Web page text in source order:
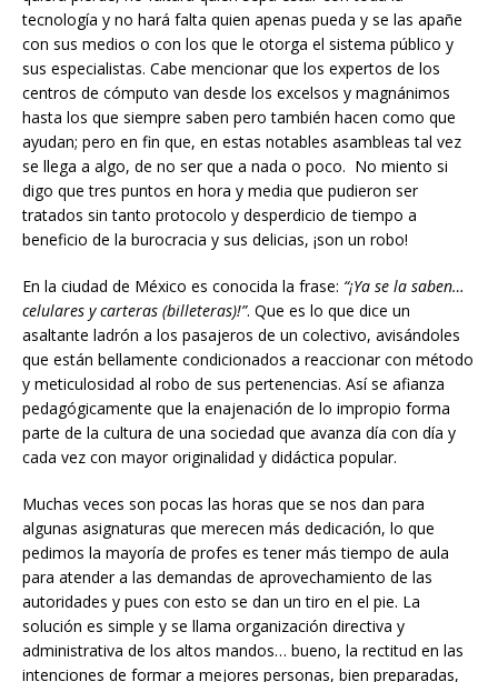
tecnología y no hará falta quien apenas pueda y se las apañe
con sus medios o con los que le otorga el sistema público y
sus especialistas. Cabe mencionar que los expertos de los
centros de cómputo van desde los excelsos y magnánimos
hasta los que siempre saben pero también hacen como que
ayudan; pero en fin que, en estas notables asambleas tal vez
se llega a algo, de no ser que a nada o poco. No miento si
digo que tres puntos en hora y media que pudieron ser
tratados sin tanto protocolo y desperdicio de tiempo a
beneficio de la burocracia y sus delicias, ¡son un robo!
En la ciudad de México es conocida la frase: “¡Ya se la saben…
celulares y carteras (billeteras)!”. Que es lo que dice un
asaltante ladrón a los pasajeros de un colectivo, avisándoles
que están bellamente condicionados a reaccionar con método
y meticulosidad al robo de sus pertenencias. Así se afianza
pedagógicamente que la enajenación de lo impropio forma
parte de la cultura de una sociedad que avanza día con día y
cada vez con mayor originalidad y didáctica popular.
Muchas veces son pocas las horas que se nos dan para
algunas asignaturas que merecen más dedicación, lo que
pedimos la mayoría de profes es tener más tiempo de aula
para atender a las demandas de aprovechamiento de las
autoridades y pues con esto se dan un tiro en el pie. La
solución es simple y se llama organización directiva y
administrativa de los altos mandos… bueno, la rectitud en las
intenciones de formar a mejores personas, bien preparadas,